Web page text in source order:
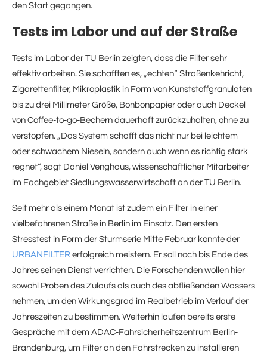
den Start gegangen.
Tests im Labor und auf der Straße
Tests im Labor der TU Berlin zeigten, dass die Filter sehr
effektiv arbeiten. Sie schafften es, „echten“ Straßenkehricht,
Zigarettenfilter, Mikroplastik in Form von Kunststoffgranulaten
bis zu drei Millimeter Größe, Bonbonpapier oder auch Deckel
von Coffee-to-go-Bechern dauerhaft zurückzuhalten, ohne zu
verstopfen. „Das System schafft das nicht nur bei leichtem
oder schwachem Nieseln, sondern auch wenn es richtig stark
regnet“, sagt Daniel Venghaus, wissenschaftlicher Mitarbeiter
im Fachgebiet Siedlungswasserwirtschaft an der TU Berlin.
Seit mehr als einem Monat ist zudem ein Filter in einer
vielbefahrenen Straße in Berlin im Einsatz. Den ersten
Stresstest in Form der Sturmserie Mitte Februar konnte der
URBANFILTER erfolgreich meistern. Er soll noch bis Ende des
Jahres seinen Dienst verrichten. Die Forschenden wollen hier
sowohl Proben des Zulaufs als auch des abfließenden Wassers
nehmen, um den Wirkungsgrad im Realbetrieb im Verlauf der
Jahreszeiten zu bestimmen. Weiterhin laufen bereits erste
Gespräche mit dem ADAC-Fahrsicherheitszentrum Berlin-
Brandenburg, um Filter an den Fahrstrecken zu installieren